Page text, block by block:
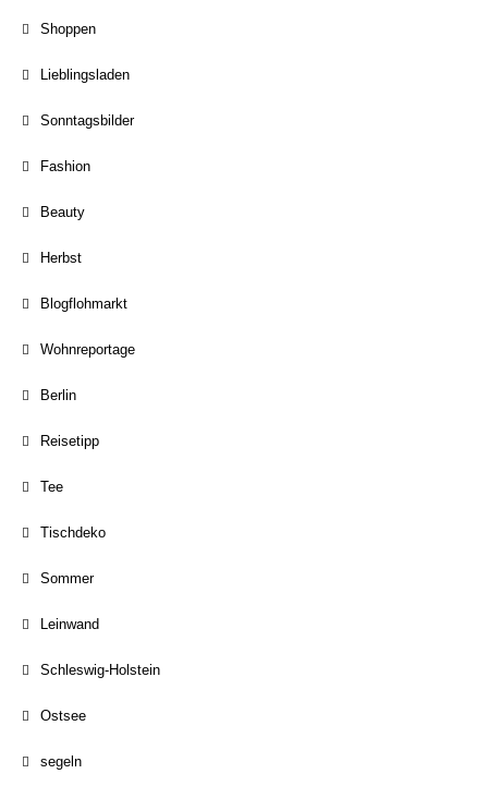
Shoppen
Lieblingsladen
Sonntagsbilder
Fashion
Beauty
Herbst
Blogflohmarkt
Wohnreportage
Berlin
Reisetipp
Tee
Tischdeko
Sommer
Leinwand
Schleswig-Holstein
Ostsee
segeln